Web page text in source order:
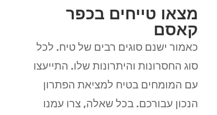
מצאו טייחים בכפר
קאסם
כאמור ישנם סוגים רבים של טיח. לכל
סוג החסרונות והיתרונות שלו. התייעצו
עם המומחים בטיח למציאת הפתרון
הנכון עבורכם. בכל שאלה, צרו עמנו